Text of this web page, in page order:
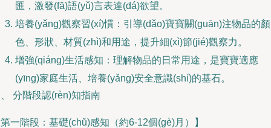
匯，激發(fā)語(yǔ)言表達(dá)欲望。
培養(yǎng)觀察習(xí)慣：引導(dǎo)寶寶關(guān)注物品的顏
色、形狀、材質(zhì)和用途，提升細(xì)節(jié)觀察力。
增強(qiáng)生活感知：理解物品的日常用途，是寶寶適應
(yīng)家庭生活、培養(yǎng)安全意識(shí)的基石。
分階段認(rèn)知指南
一階段：基礎(chǔ)感知（約6-12個(gè)月）】